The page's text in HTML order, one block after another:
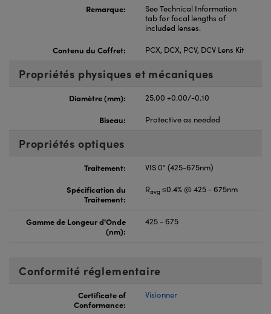
Remarque:
See Technical Information
tab for focal lengths of
included lenses.
Contenu du Coffret:
PCX, DCX, PCV, DCV Lens Kit
Propriétés physiques et mécaniques
Diamètre (mm):
25.00 +0.00/-0.10
Biseau:
Protective as needed
Propriétés optiques
Traitement:
VIS 0° (425-675nm)
Spécification du
Traitement:
Ravg ≤0.4% @ 425 - 675nm
Gamme de Longeur d'Onde
(nm):
425 - 675
Conformité réglementaire
Certificate of
Conformance:
Visionner